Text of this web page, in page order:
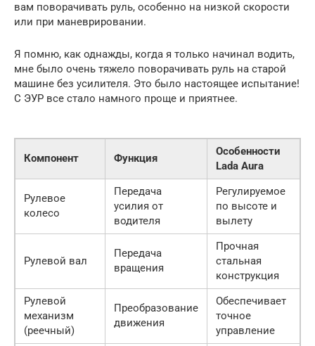
вам поворачивать руль, особенно на низкой скорости
или при маневрировании.
Я помню, как однажды, когда я только начинал водить,
мне было очень тяжело поворачивать руль на старой
машине без усилителя. Это было настоящее испытание!
С ЭУР все стало намного проще и приятнее.
Компонент Функция
Особенности
Lada Aura
Рулевое
колесо
Передача
усилия от
водителя
Регулируемое
по высоте и
вылету
Рулевой вал
Передача
вращения
Прочная
стальная
конструкция
Рулевой
механизм
(реечный)
Преобразование
движения
Обеспечивает
точное
управление